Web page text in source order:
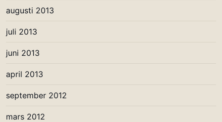
augusti 2013
juli 2013
juni 2013
april 2013
september 2012
mars 2012